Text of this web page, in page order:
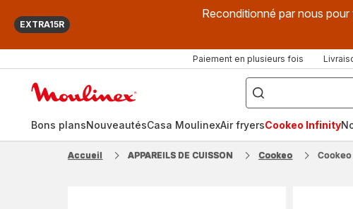
EXTRA15R
Reconditionné par nous
Paiement en plusieurs fois
["Que
recherchez-
vous
?",
fryer",
"Companion"]
Bons plansNouveautésCasa MoulinexAir fryersCookeo Infinity
Accueil APPAREILS DE CUISSON Cookeo Cookeo